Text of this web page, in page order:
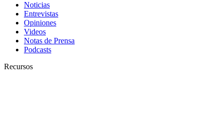
Noticias
Entrevistas
Opiniones
Videos
Notas de Prensa
Podcasts
Recursos